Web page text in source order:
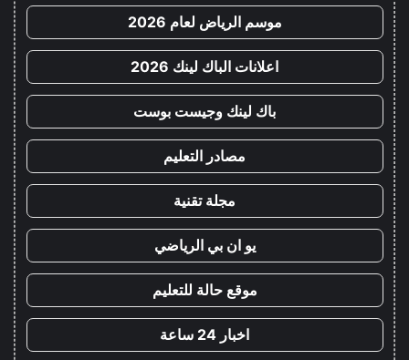
موسم الرياض لعام 2026
اعلانات الباك لينك 2026
باك لينك وجيست بوست
مصادر التعليم
مجلة تقنية
يو ان بي الرياضي
موقع حالة للتعليم
اخبار 24 ساعة